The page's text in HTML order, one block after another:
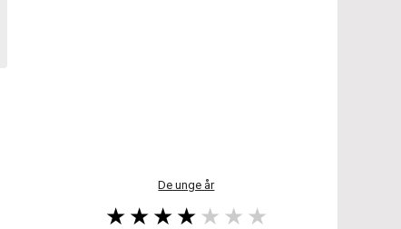
De unge år